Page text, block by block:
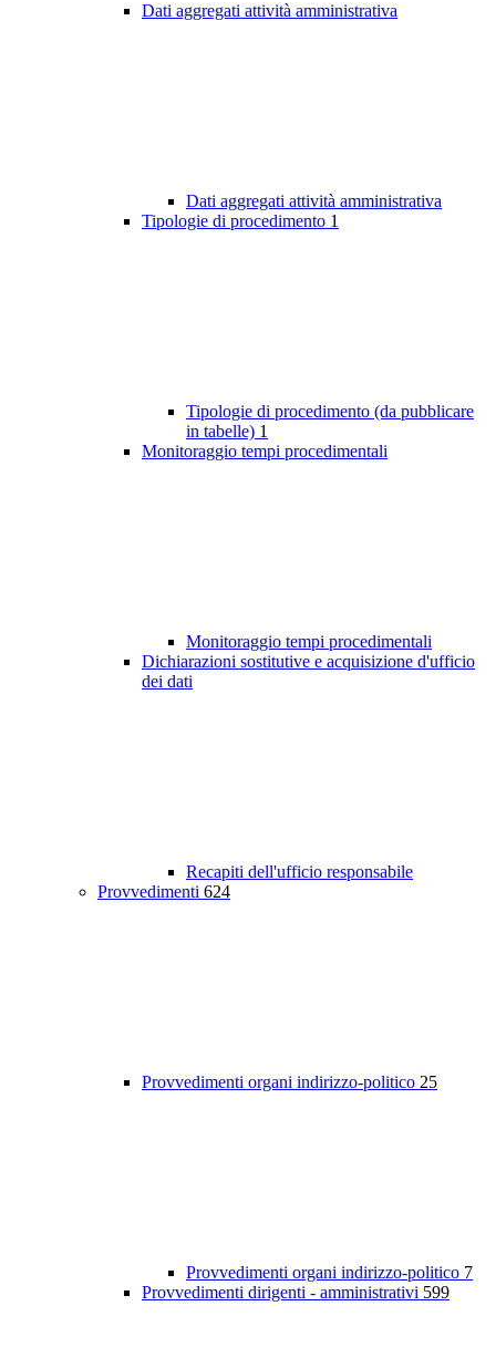
Dati aggregati attività amministrativa
Dati aggregati attività amministrativa
Tipologie di procedimento 1
Tipologie di procedimento (da pubblicare
in tabelle) 1
Monitoraggio tempi procedimentali
Monitoraggio tempi procedimentali
Dichiarazioni sostitutive e acquisizione d'ufficio
dei dati
Recapiti dell'ufficio responsabile
Provvedimenti 624
Provvedimenti organi indirizzo-politico 25
Provvedimenti organi indirizzo-politico 7
Provvedimenti dirigenti - amministrativi 599